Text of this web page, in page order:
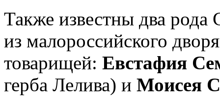
Также известны два
из малороссийского
товарищей: Евстафия
герба Лелива) и Моисея